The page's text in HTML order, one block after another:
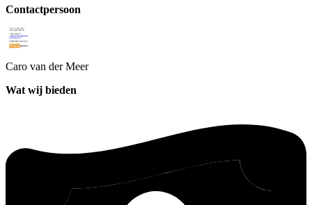
Contactpersoon
Caro van der Meer
Wat wij bieden